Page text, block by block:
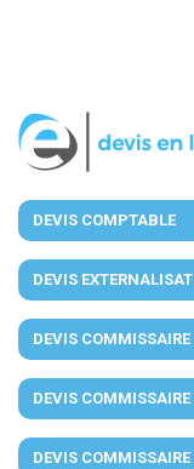
DEVIS COMPTABLE
DEVIS
DEVIS
DEVIS
DEVIS